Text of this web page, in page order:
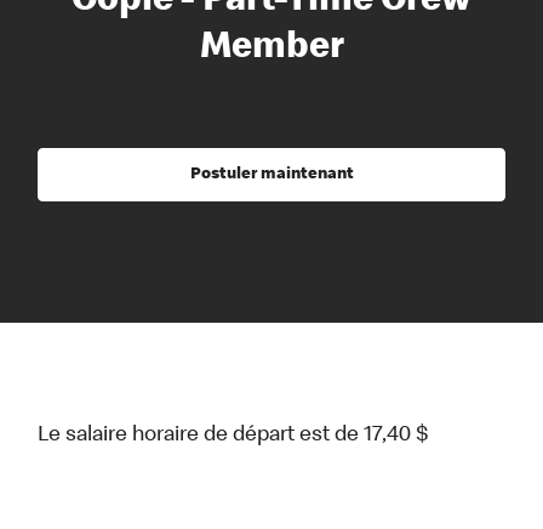
Member
Postuler maintenant
Le salaire horaire de départ est de 17,40 $